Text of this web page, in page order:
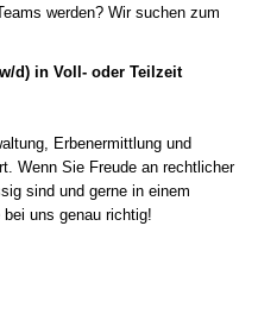
werden? Wir suchen zum
d) in Voll- oder Teilzeit
Erbenermittlung und
Wenn Sie Freude an rechtlicher
sind und gerne in einem
uns genau richtig!